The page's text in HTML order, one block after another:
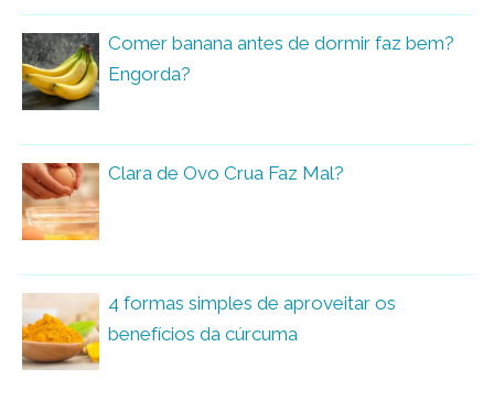
Comer banana antes de dormir faz bem?
Engorda?
Clara de Ovo Crua Faz Mal?
4 formas simples de aproveitar os
benefícios da cúrcuma